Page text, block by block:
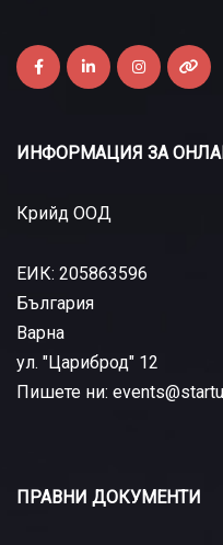
ИНФОРМАЦИЯ ЗА
Крийд ООД
ЕИК: 205863596
България
Варна
ул. "Цариброд" 12
Пишете ни:
ПРАВНИ ДОКУМЕНТИ